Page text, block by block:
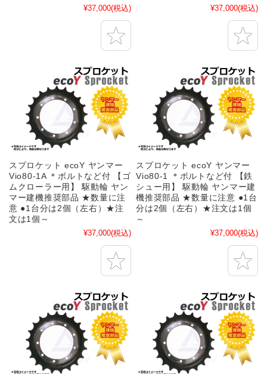
¥37,000(税込) ¥37,000(税込)
スプロケット ecoY ヤンマー
Vio80-1A ＊ボルトなど付 【ゴ
ムクローラー用】 駆動輪 ヤン
マー建機推奨部品 ★数量に注
意 ●1台分は2個（左右）★注
文は1個～
¥37,000(税込)
スプロケット ecoY ヤンマー
Vio80-1 ＊ボルトなど付 【鉄
シュー用】 駆動輪 ヤンマー建
機推奨部品 ★数量に注意 ●1台
分は2個（左右）★注文は1個
～
¥37,000(税込)